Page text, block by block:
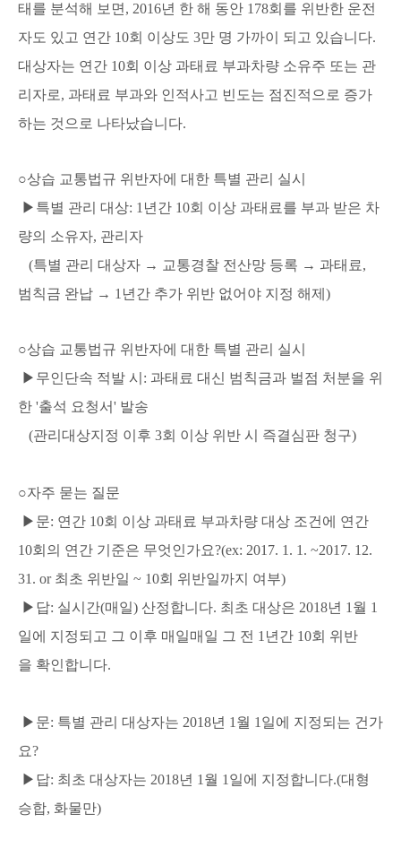
태를 분석해 보면, 2016년 한 해 동안 178회를 위반한 운전
자도 있고 연간 10회 이상도 3만 명 가까이 되고 있습니다.
대상자는 연간 10회 이상 과태료 부과차량 소유주 또는 관
리자로, 과태료 부과와 인적사고 빈도는 점진적으로 증가
하는 것으로 나타났습니다.
○상습 교통법규 위반자에 대한 특별 관리 실시
▶특별 관리 대상: 1년간 10회 이상 과태료를 부과 받은 차
량의 소유자, 관리자
(특별 관리 대상자 → 교통경찰 전산망 등록 → 과태료,
범칙금 완납 → 1년간 추가 위반 없어야 지정 해제)
○상습 교통법규 위반자에 대한 특별 관리 실시
▶무인단속 적발 시: 과태료 대신 범칙금과 벌점 처분을 위
한 '출석 요청서' 발송
(관리대상지정 이후 3회 이상 위반 시 즉결심판 청구)
○자주 묻는 질문
▶문: 연간 10회 이상 과태료 부과차량 대상 조건에 연간
10회의 연간 기준은 무엇인가요?(ex: 2017. 1. 1. ~2017. 12.
31. or 최초 위반일 ~ 10회 위반일까지 여부)
▶답: 실시간(매일) 산정합니다. 최초 대상은 2018년 1월 1
일에 지정되고 그 이후 매일매일 그 전 1년간 10회 위반
을 확인합니다.
▶문: 특별 관리 대상자는 2018년 1월 1일에 지정되는 건가
요?
▶답: 최초 대상자는 2018년 1월 1일에 지정합니다.(대형
승합, 화물만)